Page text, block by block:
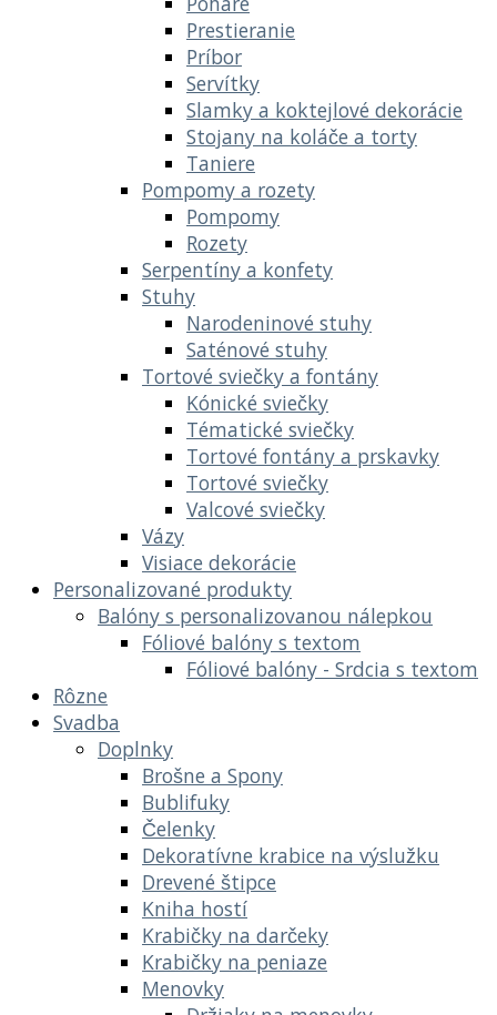
Prestieranie
Príbor
Servítky
Slamky a koktejlové dekorácie
Stojany na koláče a torty
Taniere
Pompomy a rozety
Pompomy
Rozety
Serpentíny a konfety
Stuhy
Narodeninové stuhy
Saténové stuhy
Tortové sviečky a fontány
Kónické sviečky
Tématické sviečky
Tortové fontány a prskavky
Tortové sviečky
Valcové sviečky
Vázy
Visiace dekorácie
Personalizované produkty
Balóny s personalizovanou nálepkou
Fóliové balóny s textom
Fóliové balóny - Srdcia s textom
Rôzne
Svadba
Doplnky
Brošne a Spony
Bublifuky
Čelenky
Dekoratívne krabice na výslužku
Drevené štipce
Kniha hostí
Krabičky na darčeky
Krabičky na peniaze
Menovky